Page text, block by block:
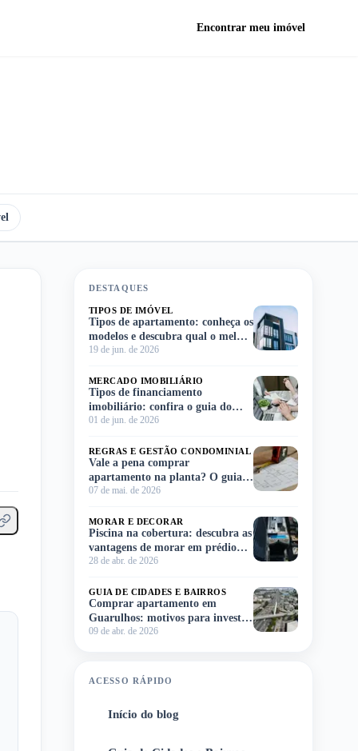
Encontrar meu imóvel
DESTAQUES
TIPOS DE IMÓVEL
Tipos de apartamento: conheça os
modelos e descubra qual o melhor
para você
19 de jun. de 2026
MERCADO IMOBILIÁRIO
Tipos de financiamento
imobiliário: confira o guia do
Meu Imóvel e escolha o ideal para
01 de jun. de 2026
REGRAS E GESTÃO CONDOMINIAL
Vale a pena comprar
apartamento na planta? O guia
completo para você decidir sem
07 de mai. de 2026
MORAR E DECORAR
Piscina na cobertura: descubra as
vantagens de morar em prédio
com lazer no rooftop
28 de abr. de 2026
GUIA DE CIDADES E BAIRROS
Comprar apartamento em
Guarulhos: motivos para investir
na região
09 de abr. de 2026
ACESSO RÁPIDO
Início do blog